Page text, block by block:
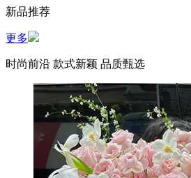
新品推荐
更多
时尚前沿 款式新颖 品质甄选